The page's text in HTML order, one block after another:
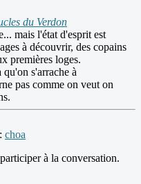
du Verdon
mais l'état d'esprit est
à découvrir, des copains
premières loges.
s'arrache à
pas comme on veut on
choa
à la conversation.